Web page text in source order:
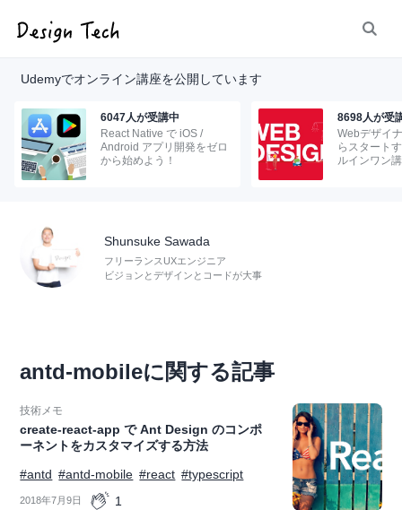
Udemyでオンライン講座を公開しています
6047人が受講中
React Native で iOS /
Android アプリ開発をゼロ
から始めよう！
8698人が受
Webデザイ
らスタート
ルインワン
antd-mobileに関する記事
技術メモ
create-react-app で Ant Design のコンポ
ーネントをカスタマイズする方法
#antd #antd-mobile #react #typescript
2018年7月9日 1
Shunsuke Sawada
フリーランスUXエンジニア
ビジョンとデザインとコードが大事